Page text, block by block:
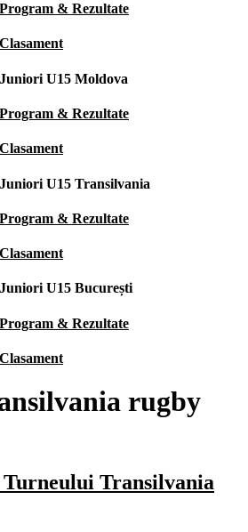
Program & Rezultate
Clasament
Juniori U15 Moldova
Program & Rezultate
Clasament
Juniori U15 Transilvania
Program & Rezultate
Clasament
Juniori U15 București
Program & Rezultate
Clasament
rugby
Transilvania